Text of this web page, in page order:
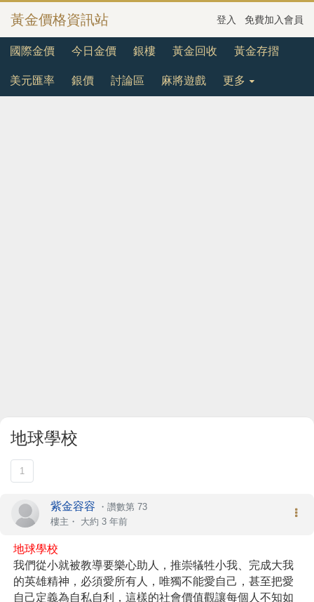
黃金價格資訊站 登入 免費加入會員
國際金價 今日金價 銀樓 黃金回收 黃金存摺
美元匯率 銀價 討論區 麻將遊戲 更多
地球學校
1
紫金容容 ・ 讚數第 73
樓主 ・ 大約 3 年前
地球學校
我們從小就被教導要樂心助人，推崇犠牲小我、完成大我
的英雄精神，必須愛所有人，唯獨不能愛自己，甚至把愛
自己定義為自私自利，這樣的社會價值觀讓每個人不知如